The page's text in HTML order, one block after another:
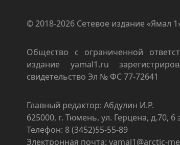
© 2018-2026 Сетевое издание «Ямал
Общество с ограниченной
издание yamal1.ru
свидетельство Эл № ФС 77-72641
Главный редактор: Абдулин И.Р.
625000, г. Тюмень, ул. Герцена, д.70, 6
Телефон: 8 (3452)55-55-89
Электронная почта: yamal1@arctic-